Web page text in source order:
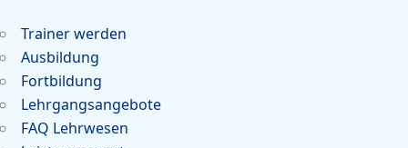
Trainer werden
Ausbildung
Fortbildung
Lehrgangsangebote
FAQ Lehrwesen